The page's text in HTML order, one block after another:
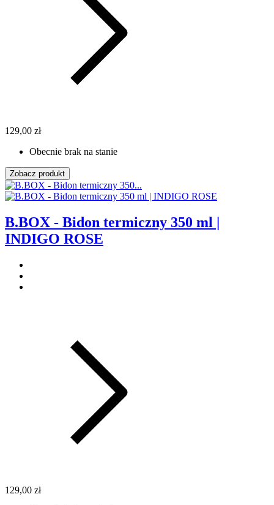
129,00 zł
Obecnie brak na stanie
Zobacz produkt
B.BOX - Bidon termiczny 350 ml |
INDIGO ROSE
129,00 zł